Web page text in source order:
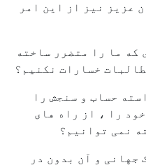
عزیز نیز از این امر
که ما را متضرر ساخته
خسارات نکنیم؟
حساب و سنجش را
را ، از راه های
نمی توانیم؟
جهانی و آن بدون در